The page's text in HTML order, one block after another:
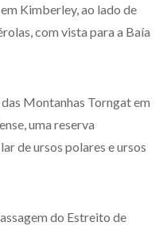
Kimberley, ao lado de
com vista para a Baía
Montanhas Torngat em
uma reserva
de ursos polares e ursos
do Estreito de